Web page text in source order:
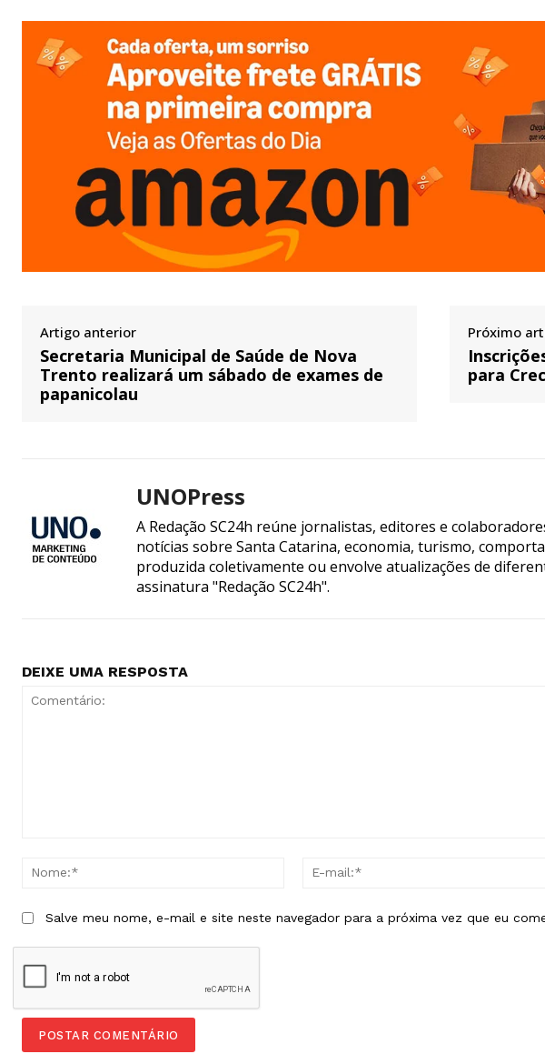
Artigo anterior
Secretaria Municipal de Saúde de Nova
Trento realizará um sábado de exames de
papanicolau
Próximo
para
UNOPress
A Redação SC24h reúne jornalistas, editores e
notícias sobre Santa Catarina, economia, turismo,
produzida coletivamente ou envolve atualizações de
assinatura "Redação SC24h".
DEIXE UMA RESPOSTA
Nome:*
Salve meu nome, e-mail e site neste navegador para a próxima vez que eu